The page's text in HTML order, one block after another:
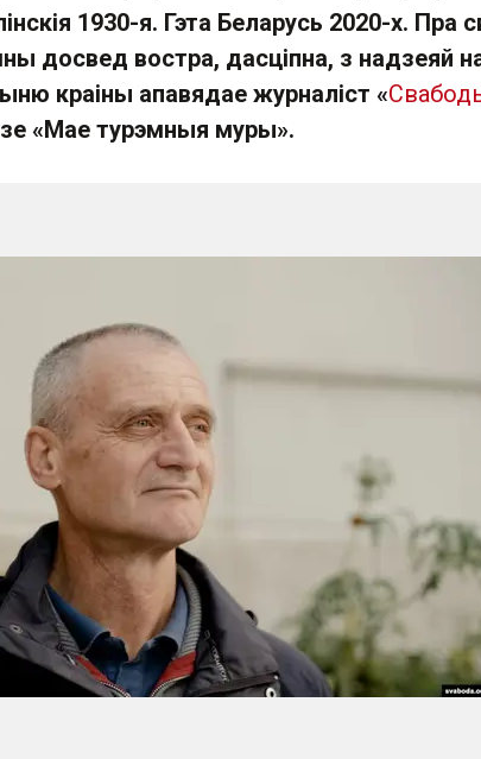
1930-я. Гэта Беларусь 2020-х. Пра
досвед востра, дасціпна, з надзеяй
краіны апавядае журналіст «
«Мае турэмныя муры».